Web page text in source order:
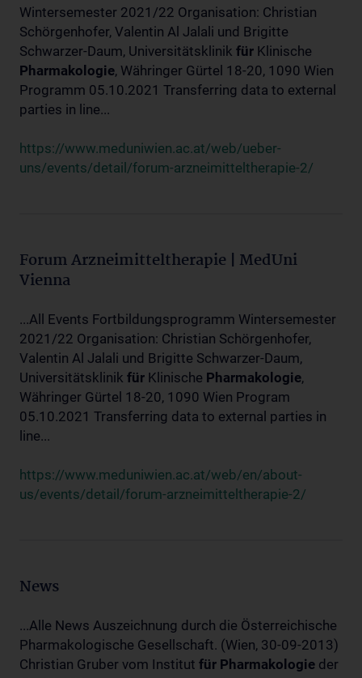
Wintersemester 2021/22 Organisation: Christian
Schörgenhofer, Valentin Al Jalali und Brigitte
Schwarzer-Daum, Universitätsklinik für Klinische
Pharmakologie, Währinger Gürtel 18-20, 1090 Wien
Programm 05.10.2021 Transferring data to external
parties in line...
https://www.meduniwien.ac.at/web/ueber-
uns/events/detail/forum-arzneimitteltherapie-2/
Forum Arzneimitteltherapie | MedUni
Vienna
...All Events Fortbildungsprogramm Wintersemester
2021/22 Organisation: Christian Schörgenhofer,
Valentin Al Jalali und Brigitte Schwarzer-Daum,
Universitätsklinik für Klinische Pharmakologie,
Währinger Gürtel 18-20, 1090 Wien Program
05.10.2021 Transferring data to external parties in
line...
https://www.meduniwien.ac.at/web/en/about-
us/events/detail/forum-arzneimitteltherapie-2/
News
...Alle News Auszeichnung durch die Österreichische
Pharmakologische Gesellschaft. (Wien, 30-09-2013)
Christian Gruber vom Institut für Pharmakologie der